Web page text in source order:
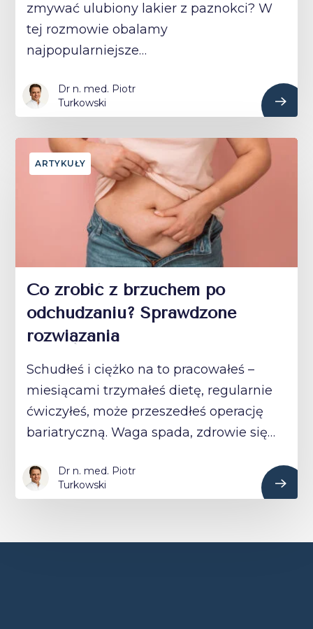
zmywać ulubiony lakier z paznokci? W
tej rozmowie obalamy
najpopularniejsze…
Dr n. med. Piotr
Turkowski
ARTYKUŁY
Co zrobić z brzuchem po
odchudzaniu? Sprawdzone
rozwiązania
Schudłeś i ciężko na to pracowałeś –
miesiącami trzymałeś dietę, regularnie
ćwiczyłeś, może przeszedłeś operację
bariatryczną. Waga spada, zdrowie się…
Dr n. med. Piotr
Turkowski